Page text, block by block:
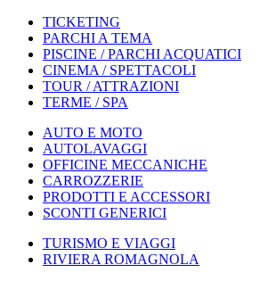
TICKETING
PARCHI A TEMA
PISCINE / PARCHI ACQUATICI
CINEMA / SPETTACOLI
TOUR / ATTRAZIONI
TERME / SPA
AUTO E MOTO
AUTOLAVAGGI
OFFICINE MECCANICHE
CARROZZERIE
PRODOTTI E ACCESSORI
SCONTI GENERICI
TURISMO E VIAGGI
RIVIERA ROMAGNOLA